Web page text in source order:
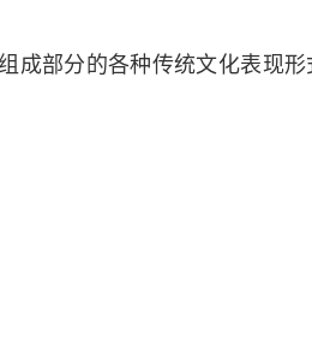
部分的各种传统文化表现形